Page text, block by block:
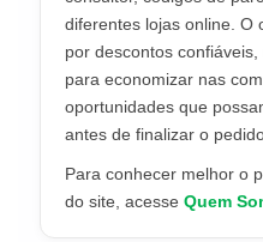
diferentes lojas online. O
por descontos
para economizar nas
oportunidades que
antes de finalizar o
Para conhecer melhor o
do site, acesse Quem